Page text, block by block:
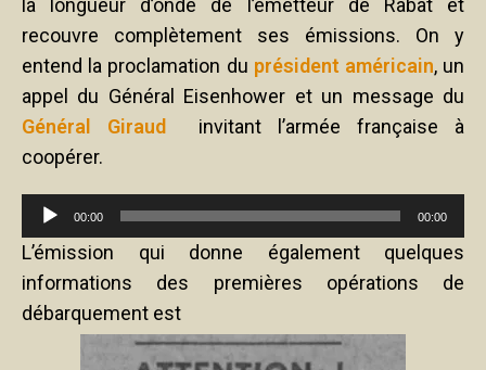
la longueur d’onde de l’émetteur de Rabat et
recouvre complètement ses émissions. On y
entend la proclamation du président américain, un
appel du Général Eisenhower et un message du
Général Giraud
invitant l’armée française à
coopérer.
Lecteur
audio
00:00 00:00
L’émission qui donne également quelques
informations des premières opérations de
débarquement est